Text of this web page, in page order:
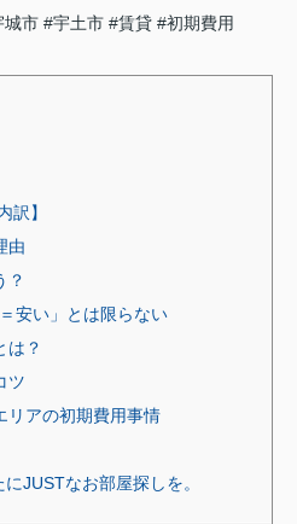
城市 #宇土市 #賃貸 #初期費用
訳】
由
？
安い」とは限らない
は？
ツ
リアの初期費用事情
JUSTなお部屋探しを。